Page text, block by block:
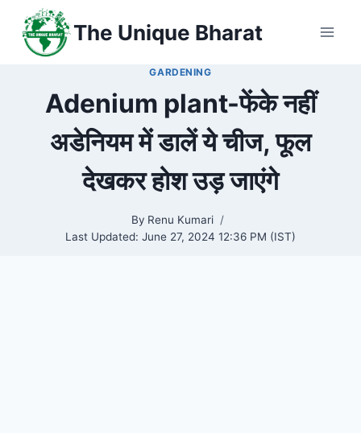
content
The Unique Bharat
GARDENING
Adenium plant-फेंके नहीं
अडेनियम में डालें ये चीज, फूल
देखकर होश उड़ जाएंगे
By Renu Kumari
Last Updated: June 27, 2024 12:36 PM (IST)